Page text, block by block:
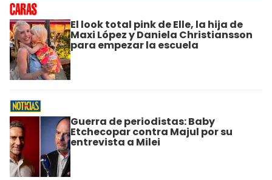
El look total pink de Elle, la hija de
Maxi López y Daniela Christiansson
para empezar la escuela
Guerra de periodistas: Baby
Etchecopar contra Majul por su
entrevista a Milei